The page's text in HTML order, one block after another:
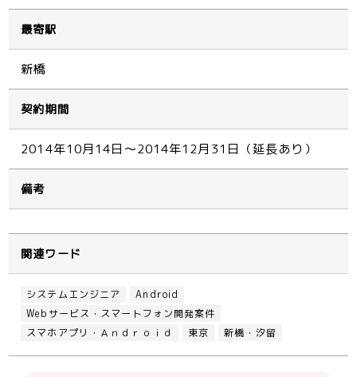
最寄駅
新橋
契約期間
2014年10月14日～2014年12月31日（延長あり）
備考
関連ワード
システムエンジニア
Android
Webサービス・スマートフォン開発案件
スマホアプリ・Ａｎｄｒｏｉｄ
東京 新橋・汐留